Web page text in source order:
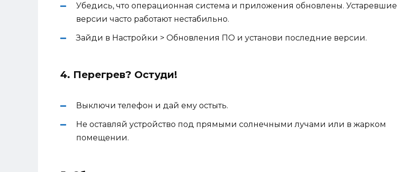
Убедись, что операционная система и приложения обновлены. Устаревшие
версии часто работают нестабильно.
Зайди в Настройки > Обновления ПО и установи последние версии.
4. Перегрев? Остуди!
Выключи телефон и дай ему остыть.
Не оставляй устройство под прямыми солнечными лучами или в жарком
помещении.